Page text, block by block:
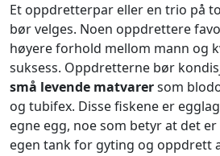
Et oppdretterpar eller en trio på
bør velges. Noen oppdrettere
høyere forhold mellom mann og
suksess. Oppdretterne bør
små levende matvarersom
og tubifex. Disse fiskene er
egne egg, noe som betyr at det
egen tank for gyting og oppdrett